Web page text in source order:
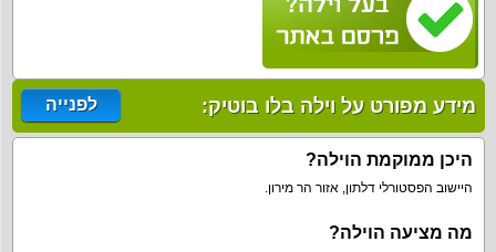
מידע מפורט על וילה בלו בוטיק: לפנייה
היכן ממוקמת הוילה?
היישוב הפסטורלי דלתון, אזור הר מירון.
מה מציעה הוילה?